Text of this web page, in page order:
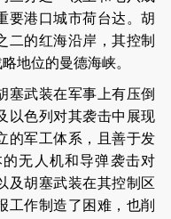
要港口城市荷台达。胡
二的红海沿岸，其控制
地位的曼德海峡。
武装在军事上有压倒
以色列对其袭击中展现
的军工体系，且善于发
无人机和导弹袭击对
及胡塞武装在其控制区
工作制造了困难，也削